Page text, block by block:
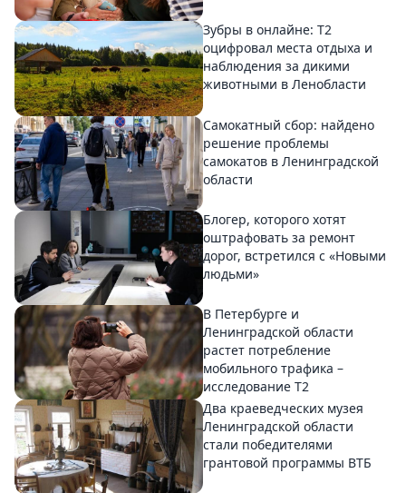
Зубры в онлайне: Т2
оцифровал места отдыха и
наблюдения за дикими
животными в Ленобласти
Самокатный сбор: найдено
решение проблемы
самокатов в Ленинградской
области
Блогер, которого хотят
оштрафовать за ремонт
дорог, встретился с «Новыми
людьми»
В Петербурге и
Ленинградской области
растет потребление
мобильного трафика –
исследование T2
Два краеведческих музея
Ленинградской области
стали победителями
грантовой программы ВТБ